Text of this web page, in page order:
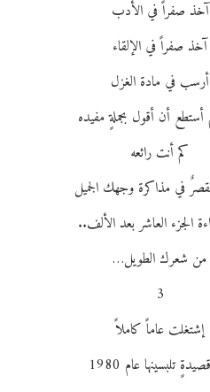
آخذ صفراً في الأدب
آخذ صفراً في الإلقاء
أرسب في مادة الغزل
أستطع أن أقول بجملةٍ مفيده
كم أنت رائعه
في مذاكرة وجهك الجميل
الجزء العاشر بعد الألف..
من شعرك الطويل…
3
إشتغلت عاماً كاملاً
تلبسينها عام 1980